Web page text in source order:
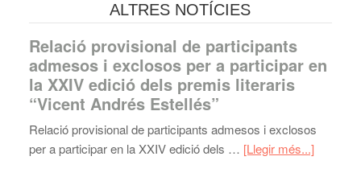
ALTRES NOTÍCIES
Relació provisional de participants
admesos i exclosos per a participar en
la XXIV edició dels premis literaris
“Vicent Andrés Estellés”
Relació provisional de participants admesos i exclosos
per a participar en la XXIV edició dels … [Llegir més...]